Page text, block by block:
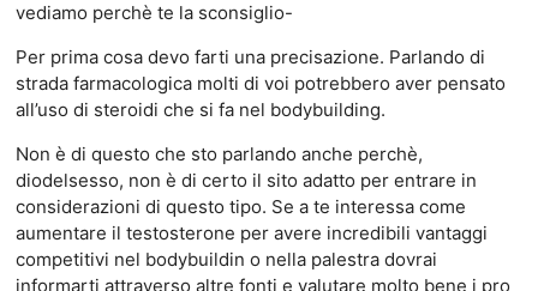
vediamo perchè te la sconsiglio-
Per prima cosa devo farti una precisazione. Parlando di
strada farmacologica molti di voi potrebbero aver pensato
all’uso di steroidi che si fa nel bodybuilding.
Non è di questo che sto parlando anche perchè,
diodelsesso, non è di certo il sito adatto per entrare in
considerazioni di questo tipo. Se a te interessa come
aumentare il testosterone per avere incredibili vantaggi
competitivi nel bodybuildin o nella palestra dovrai
informarti attraverso altre fonti e valutare molto bene i pro